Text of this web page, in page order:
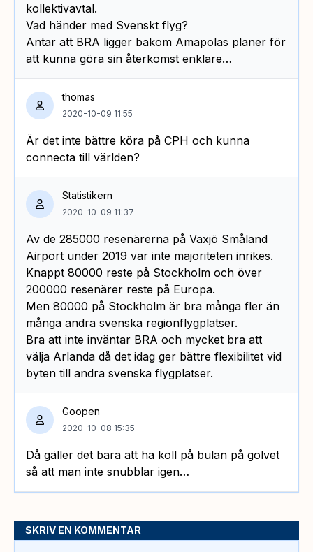
kollektivavtal.
Vad händer med Svenskt flyg?
Antar att BRA ligger bakom Amapolas planer för
att kunna göra sin återkomst enklare…
thomas
2020-10-09 11:55
Är det inte bättre köra på CPH och kunna
connecta till världen?
Statistikern
2020-10-09 11:37
Av de 285000 resenärerna på Växjö Småland
Airport under 2019 var inte majoriteten inrikes.
Knappt 80000 reste på Stockholm och över
200000 resenärer reste på Europa.
Men 80000 på Stockholm är bra många fler än
många andra svenska regionflygplatser.
Bra att inte inväntar BRA och mycket bra att
välja Arlanda då det idag ger bättre flexibilitet vid
byten till andra svenska flygplatser.
Goopen
2020-10-08 15:35
Då gäller det bara att ha koll på bulan på golvet
så att man inte snubblar igen…
SKRIV EN KOMMENTAR